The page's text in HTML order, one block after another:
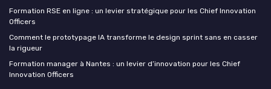
Formation RSE en ligne : un levier stratégique pour les Chief Innovation
Officers
Comment le prototypage IA transforme le design sprint sans en casser
la rigueur
Formation manager à Nantes : un levier d’innovation pour les Chief
Innovation Officers